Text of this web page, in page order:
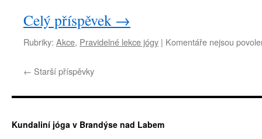
Celý příspěvek →
Rubriky: Akce, Pravidelné lekce jógy | Komentáře nejsou
← Starší příspěvky
Kundaliní jóga v Brandýse nad Labem